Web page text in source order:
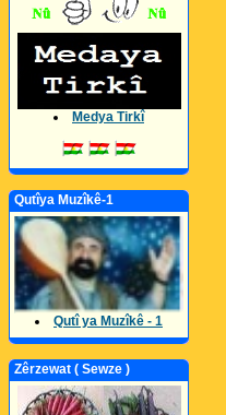
Medya Tirkî
Qutîya Muzîkê-1
Qutî ya Muzîkê - 1
Zêrzewat ( Sewze )